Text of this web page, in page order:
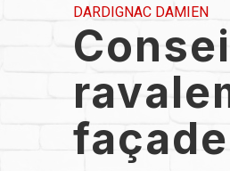
DARDIGNAC DAMIEN
façade